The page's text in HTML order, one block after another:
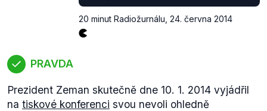
20 minut Radiožurnálu 24. června 2014
PRAVDA
Prezident Zeman skutečně dne 10. 1. 2014 vyjádřil
na tiskové konferenci svou nevoli ohledně